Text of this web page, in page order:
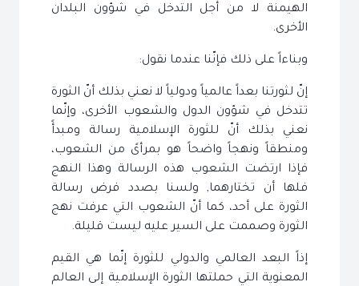
الهيمنة لا من أجل التدخل في شؤون البلدان
الأخرى.
وبناءاً على ذلك فإنّنا عندما نقول:
إنّ لثورتنا بعداً عالمياً ودولياً لا نعني بذلك أنّ الثورة
تتدخل في شؤون الدول والشعوب الأخرى، وإنّما
نعني بذلك أنّ للثورة الإسلامية رسالة ومبدأً
ومنطقاً ونهجاً واضحاً هو بمرأىً من الشعوب،
فإذا ارتضت الشعوب هذه الرسالة وهذا النهج
فلها أن تختارهما, ولسنا بصدد فرض رسالة
الثورة على أحد، كما أنّ الشعوب التي عرفت نهج
الثورة وصممت على السير عليه ليست قليلة.
إذاً البعد العالمي والدولي للثورة إنّما هي القيم
المعنوية التي حملتها الثورة الإسلامية إلى العالم